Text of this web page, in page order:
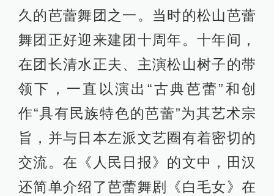
久的芭蕾舞团之一。当时的松山芭蕾
舞团正好迎来建团十周年。十年间，
在团长清水正夫、主演松山树子的带
领下，一直以演出“古典芭蕾”和创
作“具有民族特色的芭蕾”为其艺术宗
旨，并与日本左派文艺圈有着密切的
交流。在《人民日报》的文中，田汉
还简单介绍了芭蕾舞剧《白毛女》在